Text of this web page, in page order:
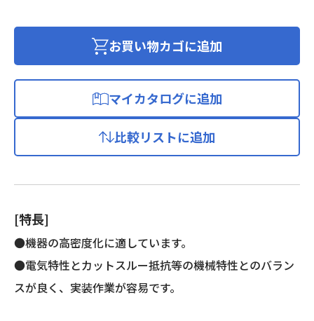
ン
お買い物カゴに追加
マイカタログに追加
比較リストに追加
[特長]
●機器の高密度化に適しています。
●電気特性とカットスルー抵抗等の機械特性とのバラン
スが良く、実装作業が容易です。